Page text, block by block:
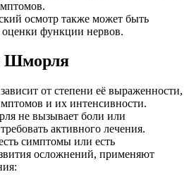
осмотр также может быть
оценки функции нервов.
Шморля
от степени её выраженности,
и их интенсивности.
не вызывает боли или
активного лечения.
симптомы или есть
осложнений, применяют